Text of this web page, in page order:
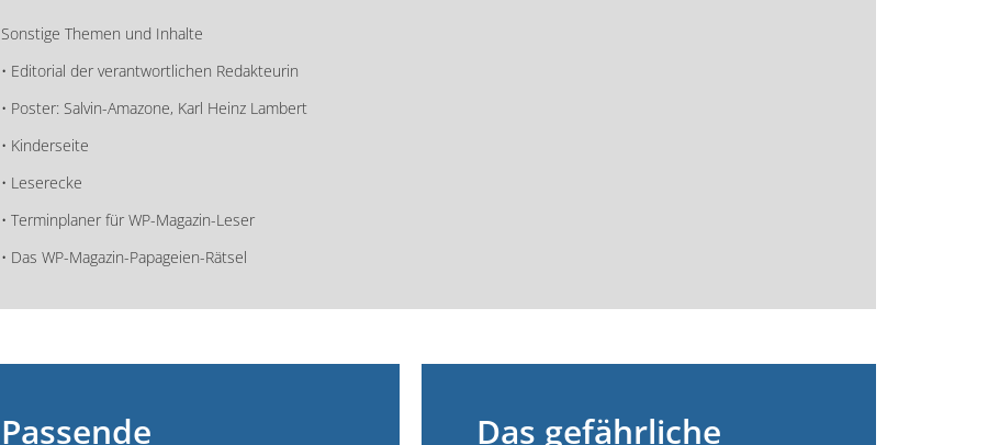
Sonstige Themen und Inhalte
• Editorial der verantwortlichen Redakteurin
• Poster: Salvin-Amazone, Karl Heinz Lambert
• Kinderseite
• Leserecke
• Terminplaner für WP-Magazin-Leser
• Das WP-Magazin-Papageien-Rätsel
Passende
Das gefährliche